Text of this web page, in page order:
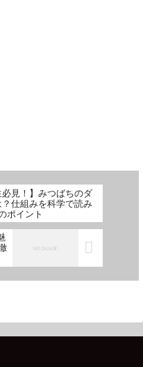
必見！】みつばちのダ
？仕組みを科学で読み
ポイント